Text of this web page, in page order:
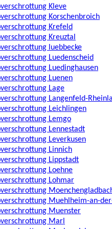
Kleve
Korschenbroich
Krefeld
Kreuztal
luebbecke
Luedenscheid
Luedinghausen
Luenen
Lage
Langenfeld-
Leichlingen
Lemgo
Lennestadt
Leverkusen
Linnich
Lippstadt
Loehne
Lohmar
Muehlheim-an-
Muenster
Marl